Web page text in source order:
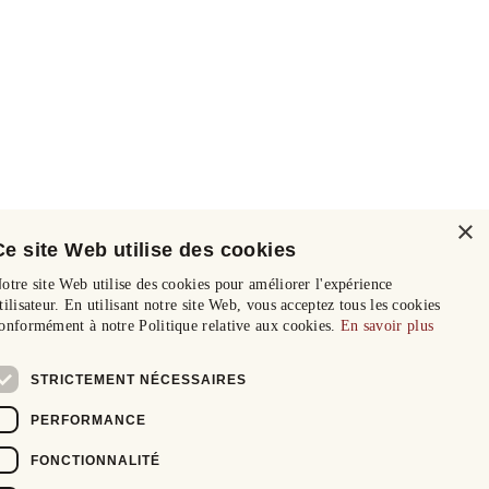
×
site Web utilise des cookies
site Web utilise des cookies pour améliorer l'expérience
En utilisant notre site Web, vous acceptez tous les cookies
à notre Politique relative aux cookies. En savoir plus
STRICTEMENT NÉCESSAIRES
PERFORMANCE
FONCTIONNALITÉ